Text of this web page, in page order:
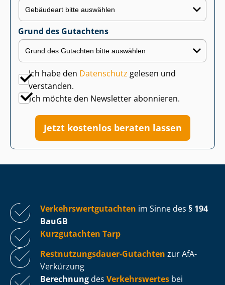
Grund des Gutachtens
Ich habe den Datenschutz gelesen und
verstanden.
Ich möchte den Newsletter abonnieren.
Jetzt kostenlos beraten lassen
Ver­kehrs­wert­gut­ach­ten im Sinne des § 194
BauGB
Kurzgutachten Tarp
Rest­nut­zungs­dau­er-Gutachten zur AfA-
Verkürzung
Berechnung des Verkehrswertes bei